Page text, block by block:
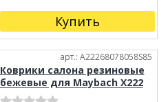
Купить
арт.: A22268078058S85
Коврики салона резиновые
бежевые для Maybach X222